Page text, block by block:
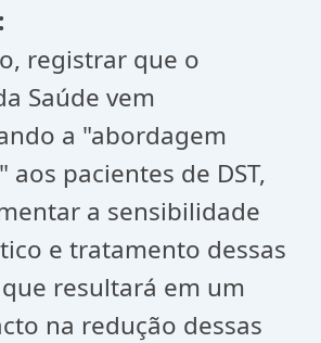
registrar que o
Saúde vem
a "abordagem
pacientes de DST,
a sensibilidade
e tratamento dessas
resultará em um
na redução dessas